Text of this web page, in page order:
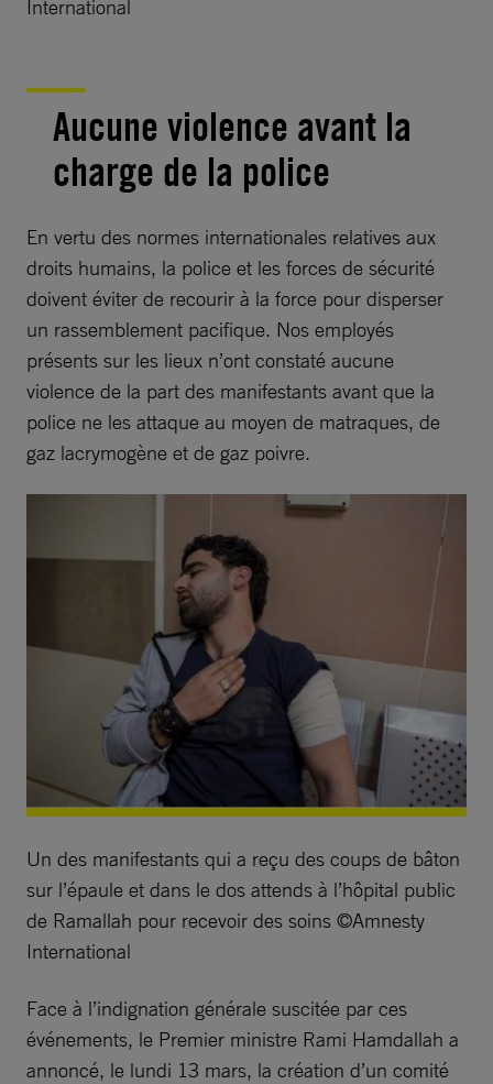
International
Aucune violence avant la
charge de la police
En vertu des normes internationales relatives aux
droits humains, la police et les forces de sécurité
doivent éviter de recourir à la force pour disperser
un rassemblement pacifique. Nos employés
présents sur les lieux n’ont constaté aucune
violence de la part des manifestants avant que la
police ne les attaque au moyen de matraques, de
gaz lacrymogène et de gaz poivre.
Un des manifestants qui a reçu des coups de bâton
sur l’épaule et dans le dos attends à l’hôpital public
de Ramallah pour recevoir des soins ©Amnesty
International
Face à l’indignation générale suscitée par ces
événements, le Premier ministre Rami Hamdallah a
annoncé, le lundi 13 mars, la création d’un comité